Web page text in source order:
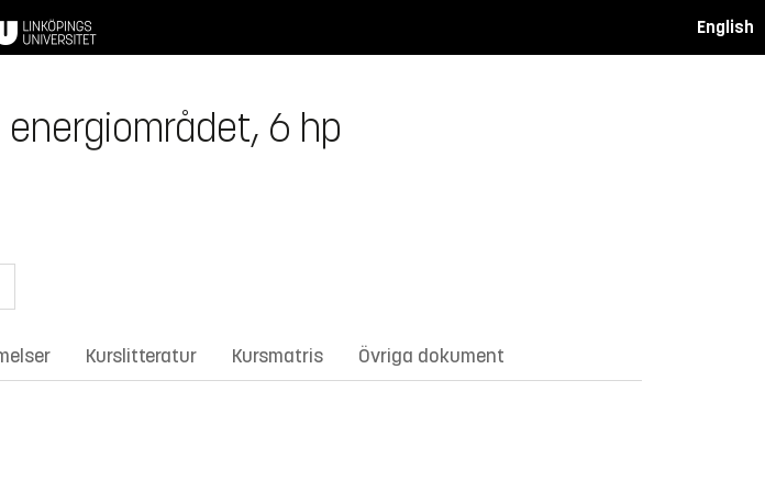
English
6 hp
Kurslitteratur Kursmatris Övriga dokument